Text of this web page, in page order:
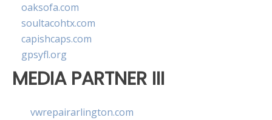
oaksofa.com
soultacohtx.com
capishcaps.com
gpsyfl.org
MEDIA PARTNER III
vwrepairarlington.com